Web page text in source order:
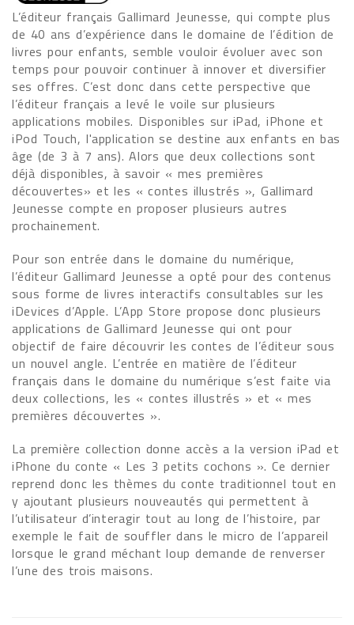
L’éditeur français Gallimard Jeunesse, qui compte plus
de 40 ans d’expérience dans le domaine de l’édition de
livres pour enfants, semble vouloir évoluer avec son
temps pour pouvoir continuer à innover et diversifier
ses offres. C’est donc dans cette perspective que
l’éditeur français a levé le voile sur plusieurs
applications mobiles. Disponibles sur iPad, iPhone et
iPod Touch, l'application se destine aux enfants en bas
âge (de 3 à 7 ans). Alors que deux collections sont
déjà disponibles, à savoir « mes premières
découvertes» et les « contes illustrés », Gallimard
Jeunesse compte en proposer plusieurs autres
prochainement.
Pour son entrée dans le domaine du numérique,
l’éditeur Gallimard Jeunesse a opté pour des contenus
sous forme de livres interactifs consultables sur les
iDevices d’Apple. L’App Store propose donc plusieurs
applications de Gallimard Jeunesse qui ont pour
objectif de faire découvrir les contes de l’éditeur sous
un nouvel angle. L’entrée en matière de l’éditeur
français dans le domaine du numérique s’est faite via
deux collections, les « contes illustrés » et « mes
premières découvertes ».
La première collection donne accès a la version iPad et
iPhone du conte « Les 3 petits cochons ». Ce dernier
reprend donc les thèmes du conte traditionnel tout en
y ajoutant plusieurs nouveautés qui permettent à
l’utilisateur d’interagir tout au long de l’histoire, par
exemple le fait de souffler dans le micro de l’appareil
lorsque le grand méchant loup demande de renverser
l’une des trois maisons.